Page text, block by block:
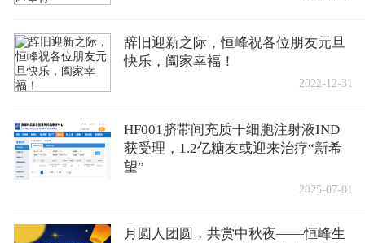
辞旧迎新之际，恒峰祝各位朋友元旦
快乐，阖家幸福！
2022-12-31
HF001脐带间充质干细胞注射液IND
获受理，1.2亿糖友或迎来治疗“新希
望”
2025-07-01
月圆人团圆，共赏中秋夜——恒峰生